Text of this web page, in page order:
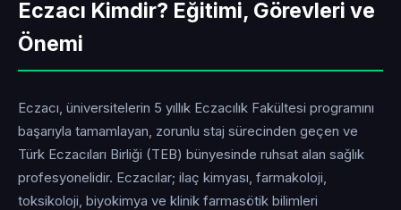
Eczacı Kimdir? Eğitimi, Görevleri ve
Önemi
Eczacı, üniversitelerin 5 yıllık Eczacılık Fakültesi programını
başarıyla tamamlayan, zorunlu staj sürecinden geçen ve
Türk Eczacıları Birliği (TEB) bünyesinde ruhsat alan sağlık
profesyonelidir. Eczacılar; ilaç kimyası, farmakoloji,
toksikoloji, biyokimya ve klinik farmasötik bilimleri